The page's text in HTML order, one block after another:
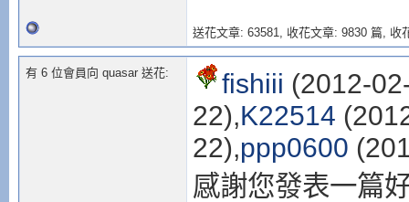
送花文章: 63581, 收花文章: 9830 篇, 收
有 6 位會員向 quasar 送花: fishiii (2012-
22),K22514
22),ppp0600
感謝您發表一篇